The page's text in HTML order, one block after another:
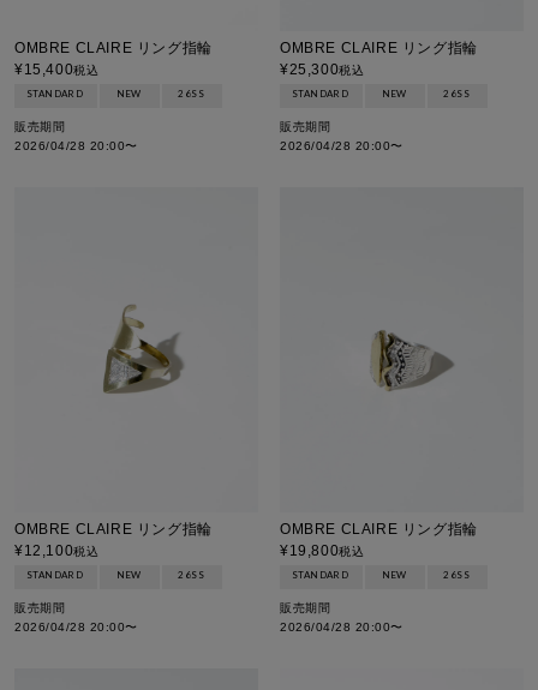
OMBRE CLAIRE リング指輪
¥15,400税込
STANDARD NEW 26SS
販売期間
2026/04/28 20:00〜
OMBRE CLAIRE リング指輪
¥25,300税込
STANDARD NEW 26SS
販売期間
2026/04/28 20:00〜
OMBRE CLAIRE リング指輪
¥12,100税込
STANDARD NEW 26SS
販売期間
2026/04/28 20:00〜
OMBRE CLAIRE リング指輪
¥19,800税込
STANDARD NEW 26SS
販売期間
2026/04/28 20:00〜